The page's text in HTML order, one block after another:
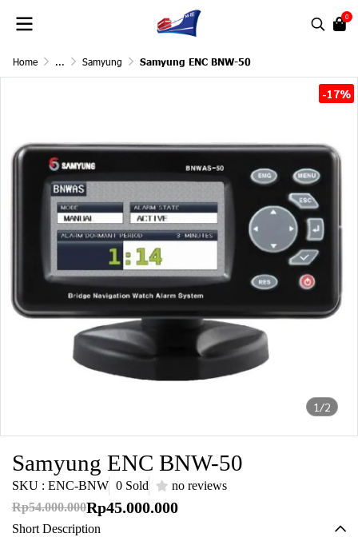
0
Home ... Samyung Samyung ENC BNW-50
1/2
-17%
Samyung ENC BNW-50
SKU : ENC-BNW 0 Sold
no reviews
Rp54.000.000Rp45.000.000
Short Description